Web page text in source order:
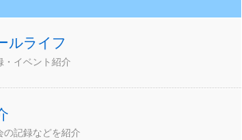
ルライフ
・イベント紹介
の記録などを紹介